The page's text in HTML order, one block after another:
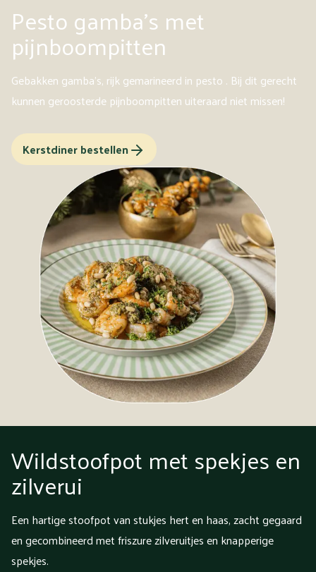
Pesto gamba's met
pijnboompitten
Gebakken gamba's, rijk gemarineerd in pesto . Bij dit gerecht
kunnen geroosterde pijnboompitten uiteraard niet missen!
Kerstdiner bestellen
Wildstoofpot met spekjes en
zilverui
Een hartige stoofpot van stukjes hert en haas, zacht gegaard
en gecombineerd met friszure zilveruitjes en knapperige
spekjes.